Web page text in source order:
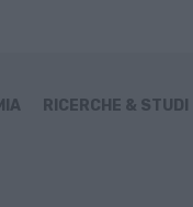
RICERCHE & STUDI